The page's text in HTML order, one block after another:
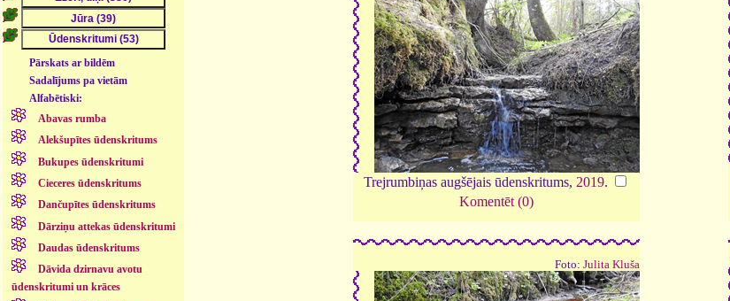
Pārskats ar bildēm
Sadalījums pa vietām
Alfabētiski:
Abavas rumba
Alekšupītes ūdenskritums
Bukupes ūdenskritumi
Cieceres ūdenskritums
Dančupītes ūdenskritums
Dārziņu attekas ūdenskritumi
Daudas ūdenskritums
Dāvida dzirnavu avotu
ūdenskritumi un krāces
Trejrumbiņas augšējais ūdenskritums, 2019.
Komentēt (0)
Foto: Julita Kluša